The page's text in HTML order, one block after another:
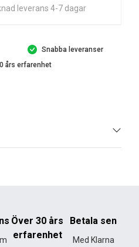
leverans 4-7 dagar
Snabba leveranser
års erfarenhet
Över 30 års
erfarenhet
Betala sen
Med Klarna